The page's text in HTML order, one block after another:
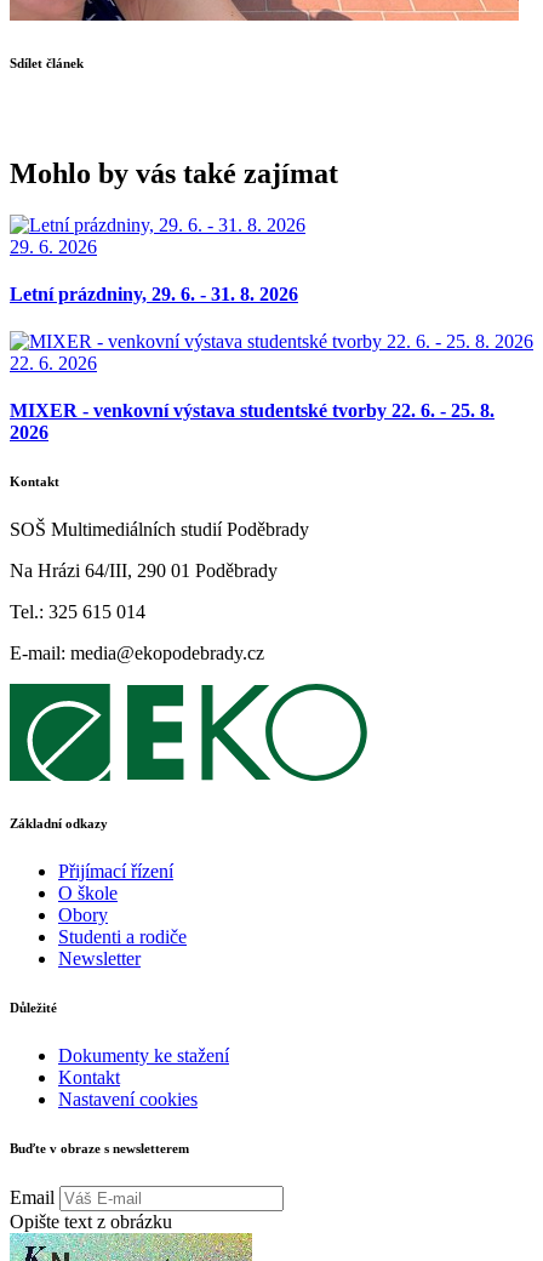
Sdílet článek
Mohlo by vás také zajímat
29. 6. 2026
Letní prázdniny, 29. 6. - 31. 8. 2026
22. 6. 2026
MIXER - venkovní výstava studentské tvorby 22. 6. - 25. 8.
2026
Kontakt
SOŠ Multimediálních studií Poděbrady
Na Hrázi 64/III, 290 01 Poděbrady
Tel.: 325 615 014
E-mail: media@ekopodebrady.cz
Základní odkazy
Přijímací řízení
O škole
Obory
Studenti a rodiče
Newsletter
Důležité
Dokumenty ke stažení
Kontakt
Nastavení cookies
Buďte v obraze s newsletterem
Email
Opište text z obrázku